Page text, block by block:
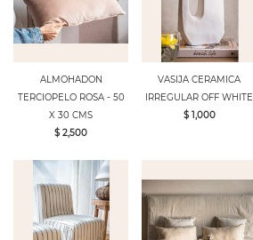
ALMOHADON
TERCIOPELO ROSA - 50
X 30 CMS
$ 2,500
VASIJA CERAMICA
IRREGULAR OFF WHITE
$ 1,000